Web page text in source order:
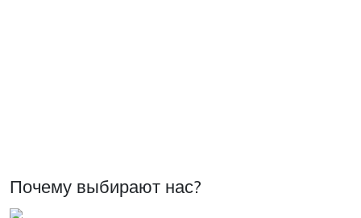
Почему выбирают нас?